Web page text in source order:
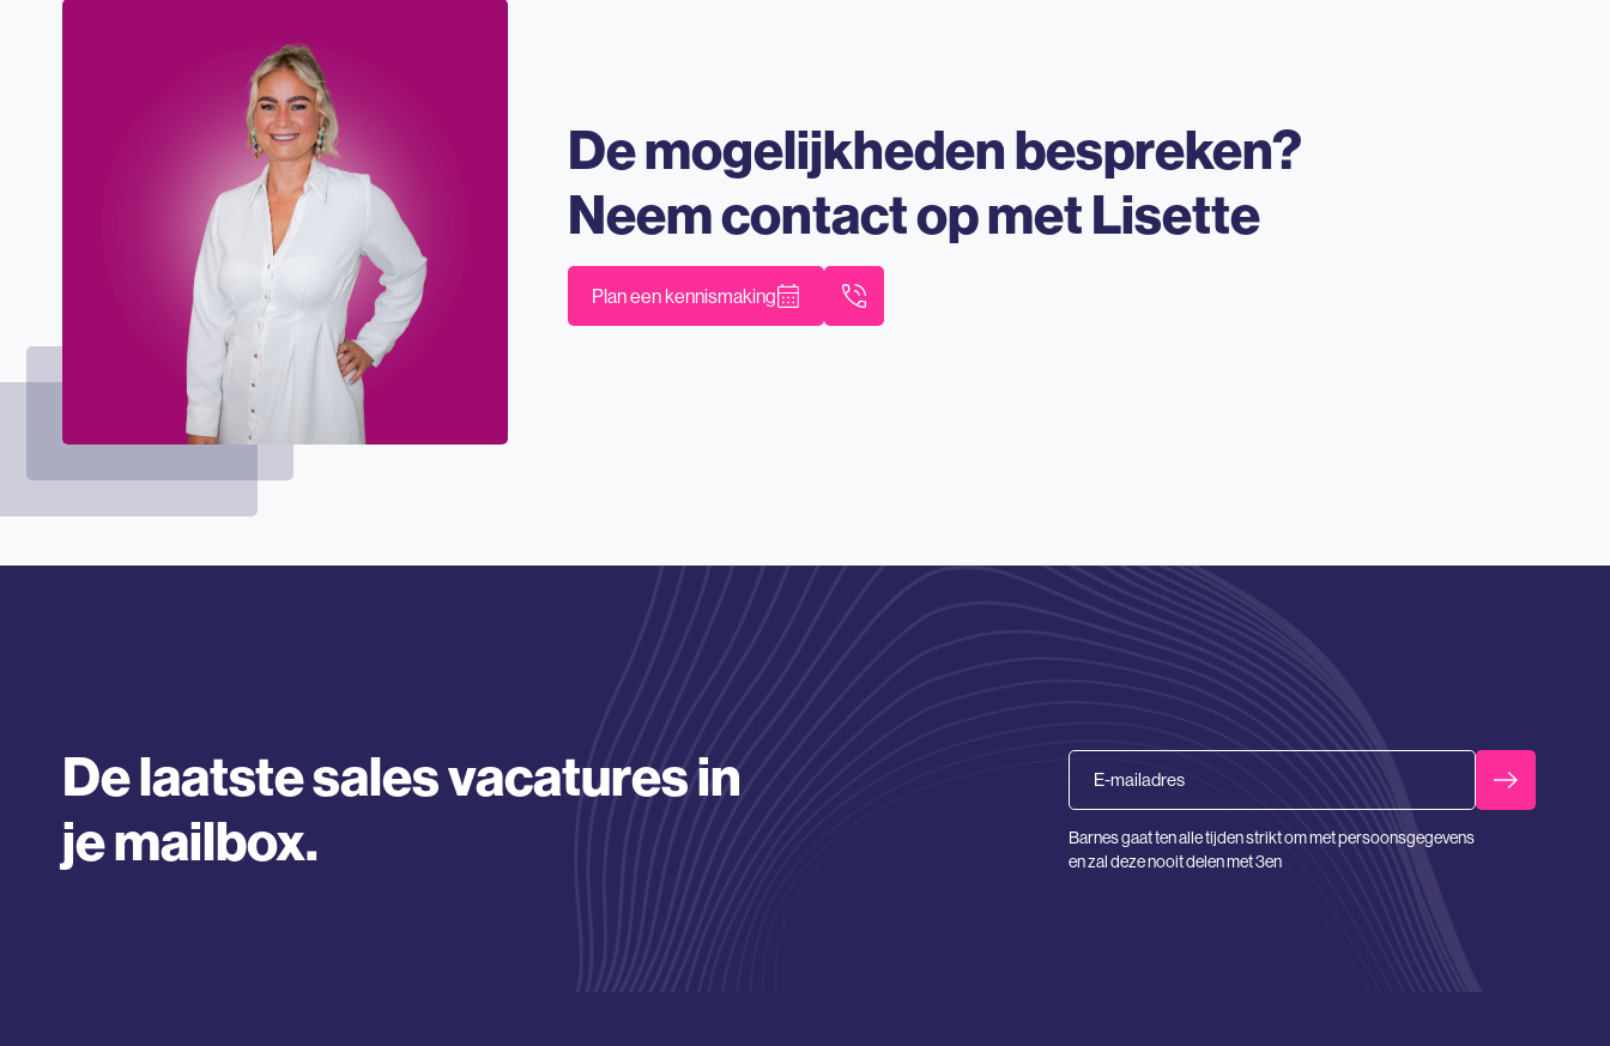
De mogelijkheden bespreken?
Neem contact op metLisette
Plan een kennismaking
De laatste sales vacatures in
je mailbox.
Barnes gaat ten alle tijden strikt om met persoonsgegevens
en zal deze nooit delen met 3en